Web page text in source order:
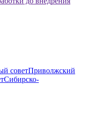
советПриволжский
Сибирско-